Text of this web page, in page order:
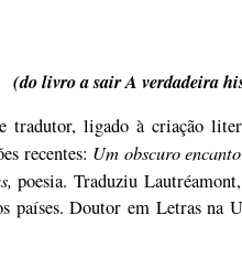
(do livro a sair A verdadeira
tradutor, ligado à criação
recentes: Um obscuro
poesia. Traduziu
Doutor em Letras na